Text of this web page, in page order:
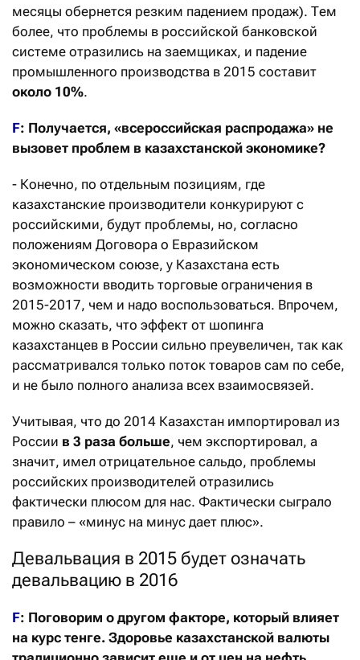
месяцы обернется резким падением продаж). Тем
более, что проблемы в российской банковской
системе отразились на заемщиках, и падение
промышленного производства в 2015 составит
около 10%.
F: Получается, «всероссийская распродажа» не
вызовет проблем в казахстанской экономике?
- Конечно, по отдельным позициям, где
казахстанские производители конкурируют с
российскими, будут проблемы, но, согласно
положениям Договора о Евразийском
экономическом союзе, у Казахстана есть
возможности вводить торговые ограничения в
2015-2017, чем и надо воспользоваться. Впрочем,
можно сказать, что эффект от шопинга
казахстанцев в России сильно преувеличен, так как
рассматривался только поток товаров сам по себе,
и не было полного анализа всех взаимосвязей.
Учитывая, что до 2014 Казахстан импортировал из
России в 3 раза больше, чем экспортировал, а
значит, имел отрицательное сальдо, проблемы
российских производителей отразились
фактически плюсом для нас. Фактически сыграло
правило – «минус на минус дает плюс».
Девальвация в 2015 будет означать
девальвацию в 2016
F: Поговорим о другом факторе, который влияет
на курс тенге. Здоровье казахстанской валюты